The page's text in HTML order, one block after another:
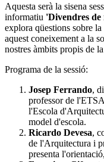
Aquesta serà la sisena
informatiu 'Divendres de
explora qüestions sobre
aquest coneixement a la
nostres àmbits propis de
Programa de la sessió:
Josep Ferrando,
professor de
l'Escola
model d'escola.
Ricardo Devesa,
de l'Arquitectura i
presenta